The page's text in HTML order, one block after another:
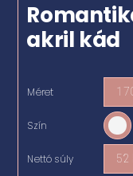
akril kád
Méret
Szín
Nettó súly 52